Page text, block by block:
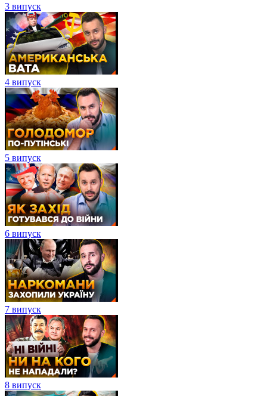
3 випуск
4 випуск
5 випуск
6 випуск
7 випуск
8 випуск